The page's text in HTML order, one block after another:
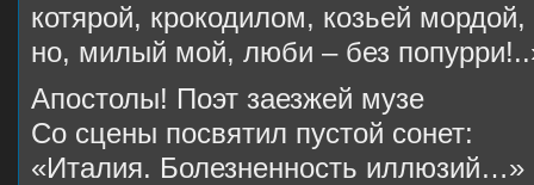
котярой, крокодилом, козьей мордой,
но, милый мой, люби – без
Апостолы! Поэт заезжей музе
Со сцены посвятил пустой сонет:
«Италия. Болезненность иллюзий…»